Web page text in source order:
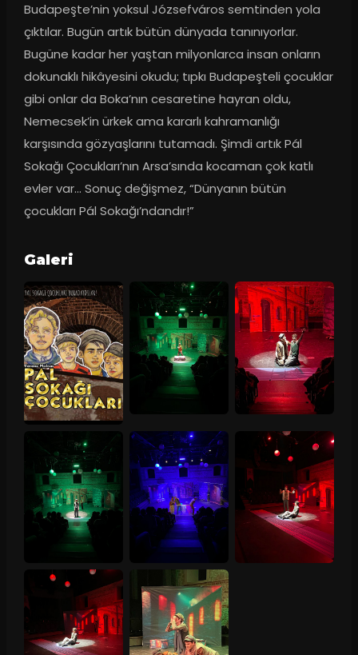
Budapeşte’nin yoksul Józsefváros semtinden yola
çıktılar. Bugün artık bütün dünyada tanınıyorlar.
Bugüne kadar her yaştan milyonlarca insan onların
dokunaklı hikâyesini okudu; tıpkı Budapeşteli çocuklar
gibi onlar da Boka’nın cesaretine hayran oldu,
Nemecsek’in ürkek ama kararlı kahramanlığı
karşısında gözyaşlarını tutamadı. Şimdi artık Pál
Sokağı Çocukları’nın Arsa’sında kocaman çok katlı
evler var… Sonuç değişmez, “Dünyanın bütün
çocukları Pál Sokağı’ndandır!”
Galeri